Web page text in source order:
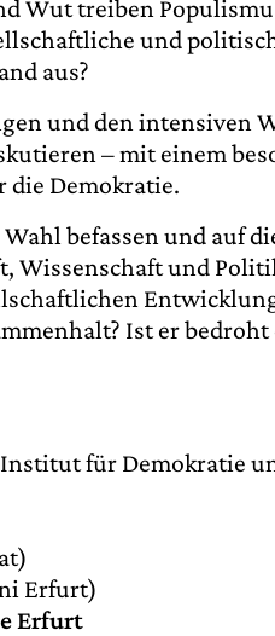
Wut treiben
und
aus?
und den intensiven
– mit einem
die Demokratie.
befassen und auf
Wissenschaft und
Ist er
für Demokratie
Erfurt)
Erfurt